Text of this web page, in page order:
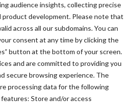
audience insights, collecting precise
product development. Please note that
across all our subdomains. You can
consent at any time by clicking the
button at the bottom of your screen.
and are committed to providing you
secure browsing experience. The
processing data for the following
Store and/or access